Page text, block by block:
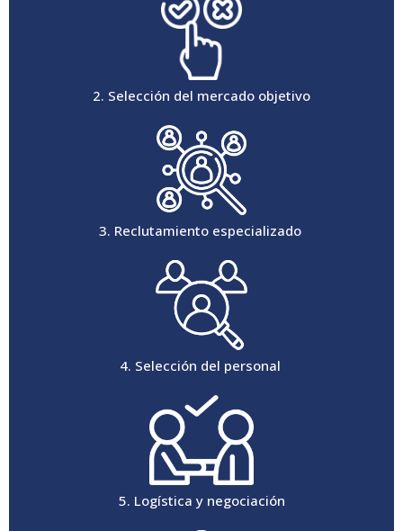
2. Selección del mercado objetivo
3. Reclutamiento especializado
4. Selección del personal
5. Logística y negociación